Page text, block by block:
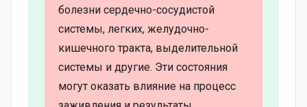
болезни сердечно-сосудистой
системы, легких, желудочно-
кишечного тракта, выделительной
системы и другие. Эти состояния
могут оказать влияние на процесс